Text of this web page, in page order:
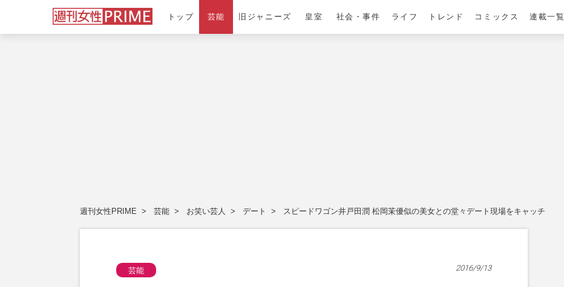
トップ 芸能 旧ジャニーズ 皇室 社会・事件 ライフ トレンド コミックス 連載一覧
週刊女性PRIME 芸能 お笑い芸人 デート スピードワゴン井戸田潤 松岡茉優似の美女との堂々デート現場をキャッチ
芸能 2016/9/13